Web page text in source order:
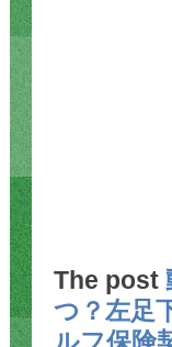
The post
つ？左足